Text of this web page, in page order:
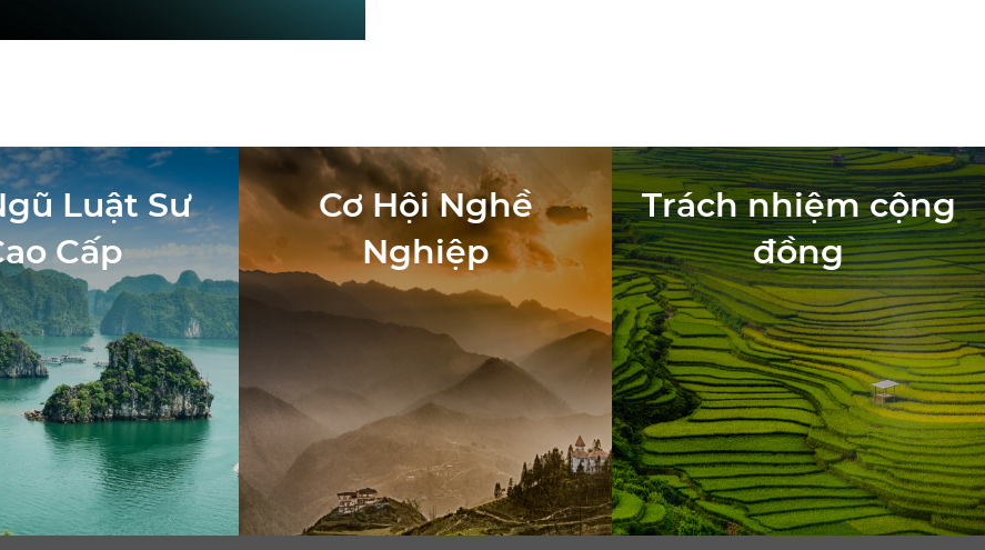
Luật Sư
Cấp
Cơ Hội Nghề
Nghiệp
Trách nhiệm cộng
đồng